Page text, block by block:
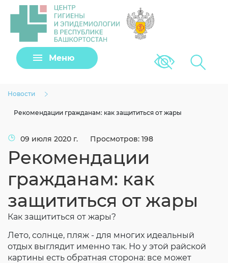
Меню Версия для
Новости
Рекомендации гражданам: как защититься от жары
09 июля 2020 г. Просмотров: 198
Рекомендации
гражданам: как
защититься от жары
Как защититься от жары?
Лето, солнце, пляж - для многих идеальный
отдых выглядит именно так. Но у этой райской
картины есть обратная сторона: все может
Задать вопрос
Клещи
Загрузить файл
Согласие на обработку личных данных
Введите слово с картинки*: